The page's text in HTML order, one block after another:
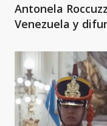
Antonela
Venezuela y